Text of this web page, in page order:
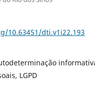
10.63451/dti.v1i22.193
LGPD